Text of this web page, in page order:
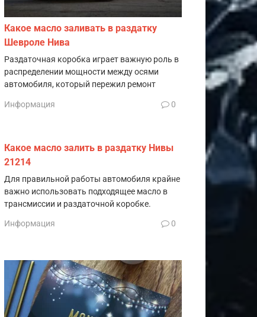
Какое масло заливать в раздатку
Шевроле Нива
Раздаточная коробка играет важную роль в
распределении мощности между осями
автомобиля, который пережил ремонт
Информация 0
Какое масло залить в раздатку Нивы
21214
Для правильной работы автомобиля крайне
важно использовать подходящее масло в
трансмиссии и раздаточной коробке.
Информация 0